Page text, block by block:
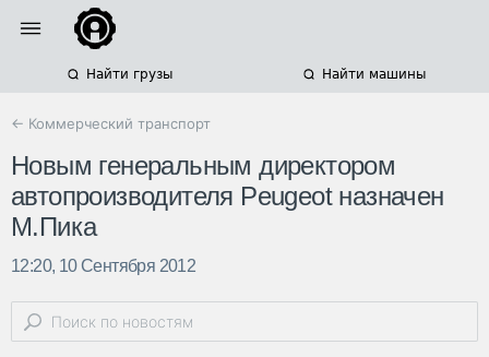
Найти грузы Найти машины
← Коммерческий транспорт
Новым генеральным директором
автопроизводителя Peugeot назначен
М.Пика
12:20, 10 Сентября 2012